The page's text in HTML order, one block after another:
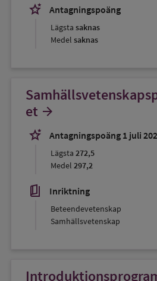
stars_2
Antagningspoäng
Lägsta saknas
Medel saknas
et arrow_forward
stars_2
Antagningspoäng 1 juli
Lägsta 272,5
Medel 297,2
book_5 Inriktning
Beteendevetenskap
Samhällsvetenskap